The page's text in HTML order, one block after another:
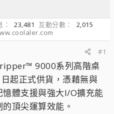
23,481 互動分數
2,015
#1
9000系列高階桌
起正式供貨，憑藉無與
體支援與強大I/O擴充能
頂尖運算效能。